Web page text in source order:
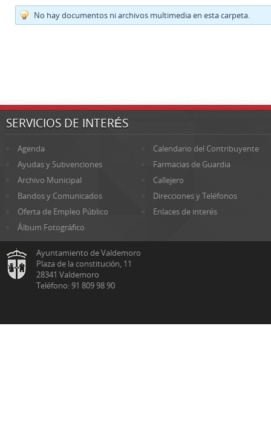
No hay documentos ni archivos multimedia en esta carpeta.
SERVICIOS DE INTERÉS
Agenda
Calendario del Contribuyente
Ayudas y Subvenciones
Farmacias de Guardia
Archivo Municipal
Callejero
Bandos y Comunicados
Direcciones y Teléfonos
Oferta de Empleo Público
Enlaces de interés
Álbum Fotográfico
Ayuntamiento de Valdemoro
Plaza de la constitución, 11
28341 Valdemoro
Teléfono: 91 809 98 90